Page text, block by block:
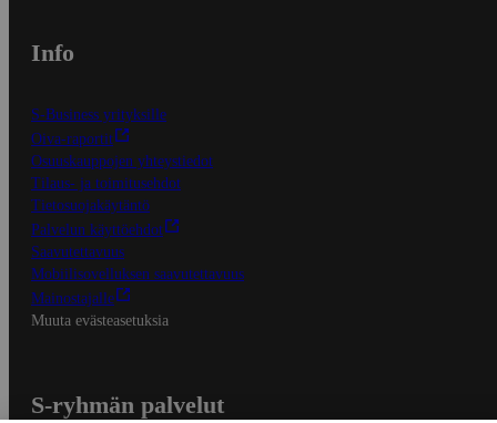
Info
S-Business yrityksille
Oiva-raportit
Osuuskauppojen yhteystiedot
Tilaus- ja toimitusehdot
Tietosuojakäytäntö
Palvelun käyttöehdot
Saavutettavuus
Mobiilisovelluksen saavutettavuus
Mainostajalle
Muuta evästeasetuksia
S-ryhmän palvelut